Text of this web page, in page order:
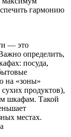
гармонию
— это
определить,
посуда,
на «зоны»
продуктов),
шкафам. Такой
местах.